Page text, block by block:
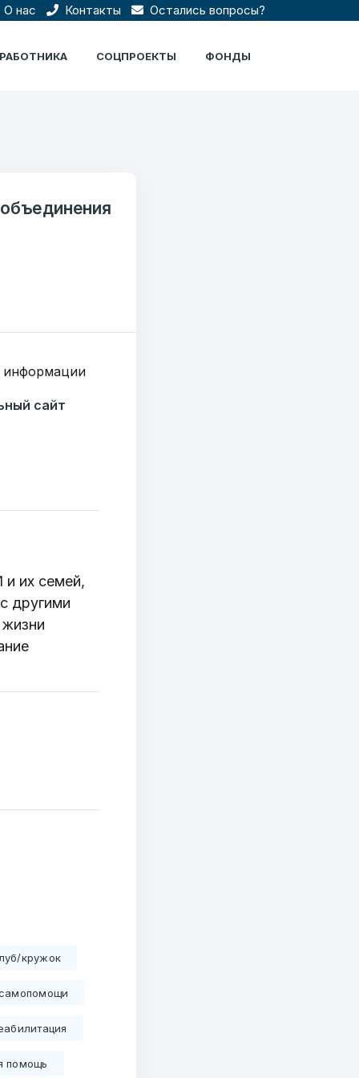
О нас Контакты Остались вопросы?
СОЦПРОЕКТЫ ФОНДЫ
информации
сайт
их семей,
другими
кружок
помощь